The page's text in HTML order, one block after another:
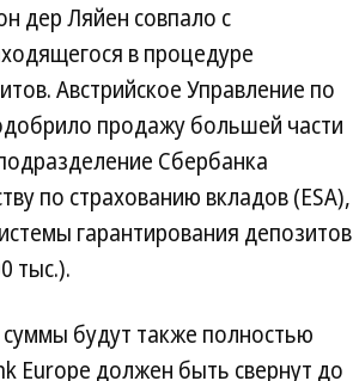
дер Ляйен совпало с
в процедуре
Австрийское Управление по
продажу большей части
Сбербанка
по страхованию вкладов (ESA),
гарантирования депозитов
тыс.).
будут также полностью
Europe должен быть свернут до